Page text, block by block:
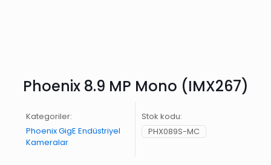
Phoenix 8.9 MP Mono (IMX267)
Kategoriler:
Phoenix GigE Endüstriyel
Kameralar
Stok kodu:
PHX089S-MC